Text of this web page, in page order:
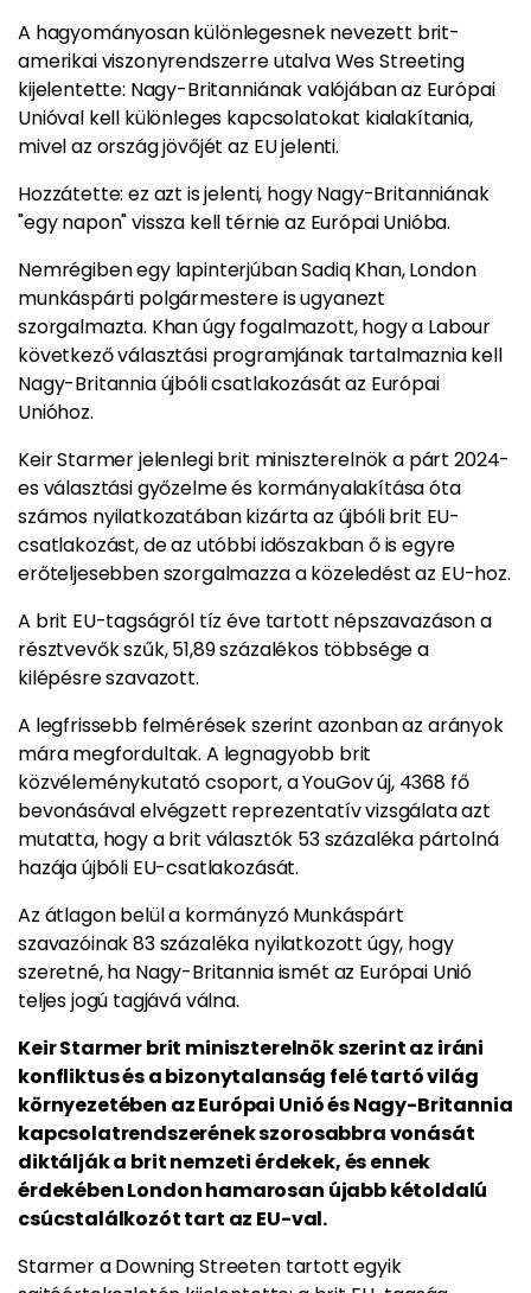
A hagyományosan különlegesnek nevezett brit-
amerikai viszonyrendszerre utalva Wes Streeting
kijelentette: Nagy-Britanniának valójában az Európai
Unióval kell különleges kapcsolatokat kialakítania,
mivel az ország jövőjét az EU jelenti.
Hozzátette: ez azt is jelenti, hogy Nagy-Britanniának
"egy napon" vissza kell térnie az Európai Unióba.
Nemrégiben egy lapinterjúban Sadiq Khan, London
munkáspárti polgármestere is ugyanezt
szorgalmazta. Khan úgy fogalmazott, hogy a Labour
következő választási programjának tartalmaznia kell
Nagy-Britannia újbóli csatlakozását az Európai
Unióhoz.
Keir Starmer jelenlegi brit miniszterelnök a párt 2024-
es választási győzelme és kormányalakítása óta
számos nyilatkozatában kizárta az újbóli brit EU-
csatlakozást, de az utóbbi időszakban ő is egyre
erőteljesebben szorgalmazza a közeledést az EU-hoz.
A brit EU-tagságról tíz éve tartott népszavazáson a
résztvevők szűk, 51,89 százalékos többsége a
kilépésre szavazott.
A legfrissebb felmérések szerint azonban az arányok
mára megfordultak. A legnagyobb brit
közvéleménykutató csoport, a YouGov új, 4368 fő
bevonásával elvégzett reprezentatív vizsgálata azt
mutatta, hogy a brit választók 53 százaléka pártolná
hazája újbóli EU-csatlakozását.
Az átlagon belül a kormányzó Munkáspárt
szavazóinak 83 százaléka nyilatkozott úgy, hogy
szeretné, ha Nagy-Britannia ismét az Európai Unió
teljes jogú tagjává válna.
Keir Starmer brit miniszterelnök szerint az iráni
konfliktus és a bizonytalanság felé tartó világ
környezetében az Európai Unió és Nagy-Britannia
kapcsolatrendszerének szorosabbra vonását
diktálják a brit nemzeti érdekek, és ennek
érdekében London hamarosan újabb kétoldalú
csúcstalálkozót tart az EU-val.
Starmer a Downing Streeten tartott egyik